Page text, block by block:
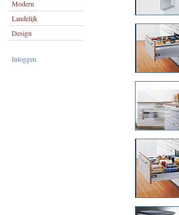
Modern
Landelijk
Design
Inloggen